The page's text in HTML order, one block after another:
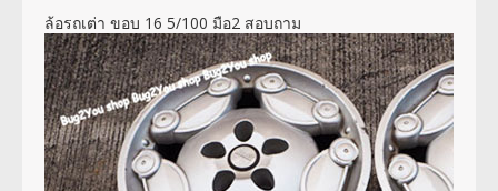
ล้อรถเต่า ขอบ 16 5/100 มือ2 สอบถาม